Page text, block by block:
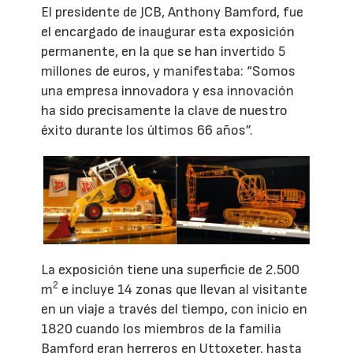
El presidente de JCB, Anthony Bamford, fue
el encargado de inaugurar esta exposición
permanente, en la que se han invertido 5
millones de euros, y manifestaba: “Somos
una empresa innovadora y esa innovación
ha sido precisamente la clave de nuestro
éxito durante los últimos 66 años”.
La exposición tiene una superficie de 2.500
m2 e incluye 14 zonas que llevan al visitante
en un viaje a través del tiempo, con inicio en
1820 cuando los miembros de la familia
Bamford eran herreros en Uttoxeter, hasta